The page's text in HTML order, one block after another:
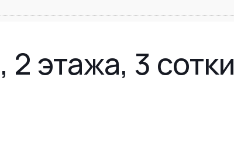
этажа, 3 сотки